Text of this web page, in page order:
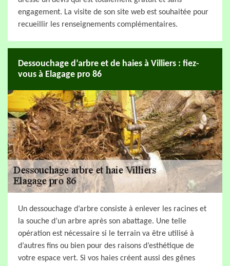
engagement. La visite de son site web est souhaitée pour
recueillir les renseignements complémentaires.
Dessouchage d’arbre et de haies à Villiers : fiez-
vous à Elagage pro 86
Un dessouchage d’arbre consiste à enlever les racines et
la souche d’un arbre après son abattage. Une telle
opération est nécessaire si le terrain va être utilisé à
d’autres fins ou bien pour des raisons d’esthétique de
votre espace vert. Si vos haies créent aussi des gênes